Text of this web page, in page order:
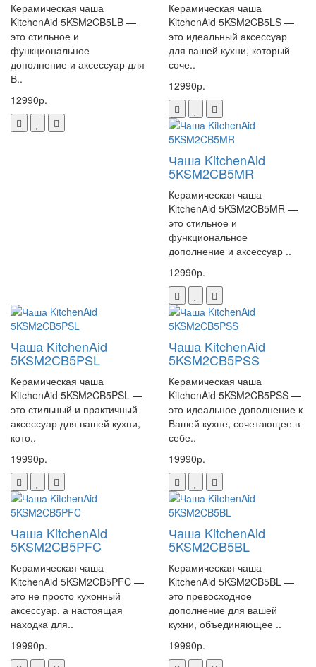
Керамическая чаша
KitchenAid 5KSM2CB5LB —
это стильное и
функциональное
дополнение и аксессуар для
В..
12990р.
Керамическая чаша
KitchenAid 5KSM2CB5LS —
это идеальный аксессуар
для вашей кухни, который
соче..
12990р.
Чаша KitchenAid
5KSM2CB5MR
Керамическая чаша
KitchenAid 5KSM2CB5MR —
это стильное и
функциональное
дополнение и аксессуар ..
12990р.
Чаша KitchenAid
5KSM2CB5PSL
Керамическая чаша
KitchenAid 5KSM2CB5PSL —
это стильный и практичный
аксессуар для вашей кухни,
кото..
19990р.
Чаша KitchenAid
5KSM2CB5PSS
Керамическая чаша
KitchenAid 5KSM2CB5PSS —
это идеальное дополнение к
Вашей кухне, сочетающее в
себе..
19990р.
Чаша KitchenAid
5KSM2CB5PFC
Керамическая чаша
KitchenAid 5KSM2CB5PFC —
это не просто кухонный
аксессуар, а настоящая
находка для..
19990р.
Чаша KitchenAid
5KSM2CB5BL
Керамическая чаша
KitchenAid 5KSM2CB5BL —
это превосходное
дополнение для вашей
кухни, объединяющее ..
19990р.